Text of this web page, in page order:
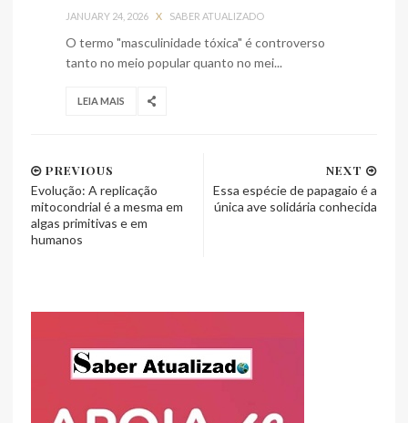
JANUARY 24, 2026 X SABER ATUALIZADO
O termo "masculinidade tóxica" é controverso
tanto no meio popular quanto no mei...
LEIA MAIS
NEXT
Essa espécie de papagaio é a
única ave solidária conhecida
PREVIOUS
Evolução: A replicação
mitocondrial é a mesma em
algas primitivas e em
humanos